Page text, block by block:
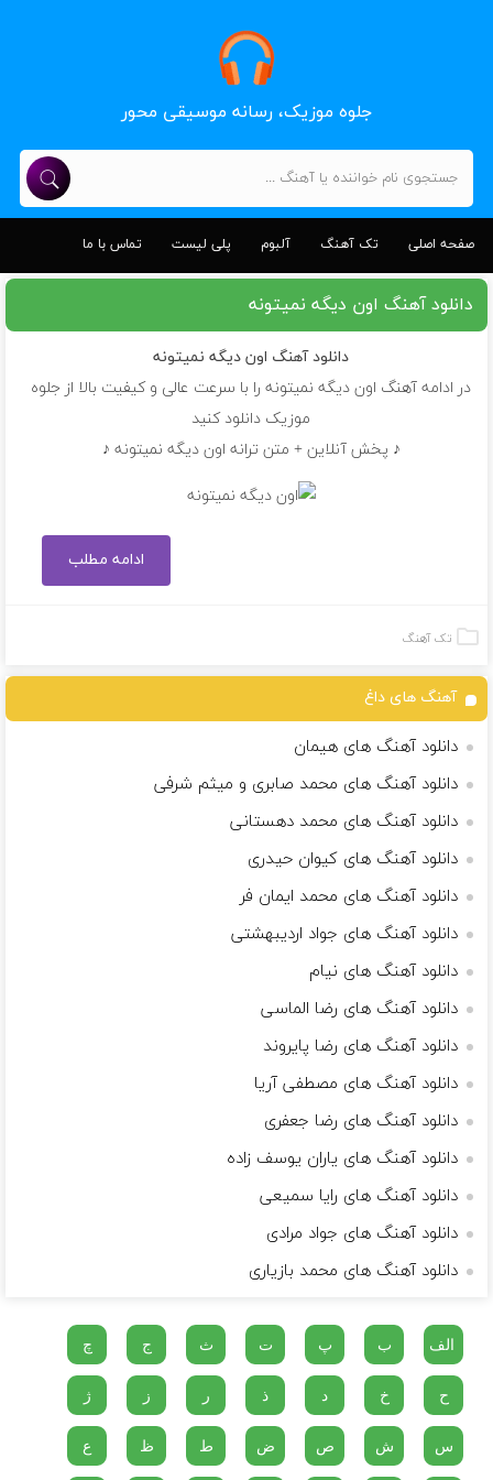
جلوه موزیک، رسانه موسیقی محور
صفحه اصلی تک آهنگ آلبوم پلی لیست تماس با ما
دانلود آهنگ اون دیگه نمیتونه
دانلود آهنگ اون دیگه نمیتونه
در ادامه آهنگ اون دیگه نمیتونه را با سرعت عالی و کیفیت بالا از جلوه
موزیک دانلود کنید
♪ پخش آنلاین + متن ترانه اون دیگه نمیتونه ♪
ادامه مطلب
تک آهنگ
آهنگ های داغ
دانلود آهنگ های هیمان
دانلود آهنگ های محمد صابری و میثم شرفی
دانلود آهنگ های محمد دهستانی
دانلود آهنگ های کیوان حیدری
دانلود آهنگ های محمد ایمان فر
دانلود آهنگ های جواد اردیبهشتی
دانلود آهنگ های نیام
دانلود آهنگ های رضا الماسی
دانلود آهنگ های رضا پایروند
دانلود آهنگ های مصطفی آریا
دانلود آهنگ های رضا جعفری
دانلود آهنگ های یاران یوسف زاده
دانلود آهنگ های رایا سمیعی
دانلود آهنگ های جواد مرادی
دانلود آهنگ های محمد بازیاری
الف ب پ ت ث ج چ
ح خ د ذ ر ز ژ
س ش ص ض ط ظ ع